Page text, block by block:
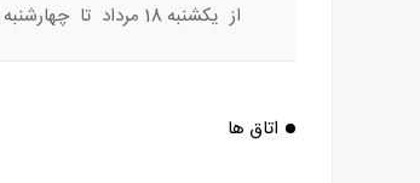
از یکشنبه 18 مرداد تا چهارشنبه 21 مرداد
اتاق ها